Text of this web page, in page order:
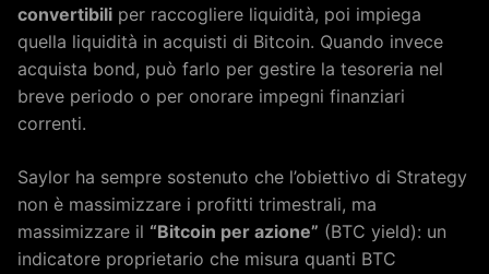
convertibili per raccogliere liquidità, poi impiega
quella liquidità in acquisti di Bitcoin. Quando invece
acquista bond, può farlo per gestire la tesoreria nel
breve periodo o per onorare impegni finanziari
correnti.
Saylor ha sempre sostenuto che l’obiettivo di Strategy
non è massimizzare i profitti trimestrali, ma
massimizzare il “Bitcoin per azione” (BTC yield): un
indicatore proprietario che misura quanti BTC